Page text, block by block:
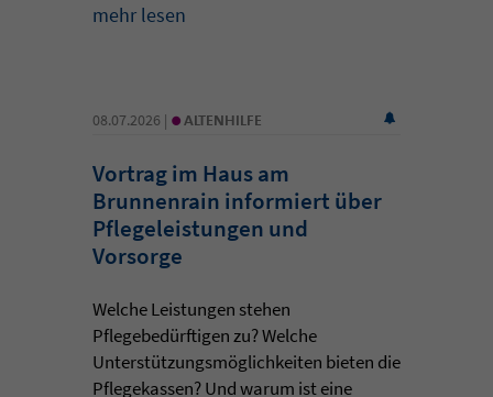
mehr lesen
08.07.2026 | • ALTENHILFE
Vortrag im Haus am
Brunnenrain informiert über
Pflegeleistungen und
Vorsorge
Welche Leistungen stehen
Pflegebedürftigen zu? Welche
Unterstützungsmöglichkeiten bieten die
Pflegekassen? Und warum ist eine